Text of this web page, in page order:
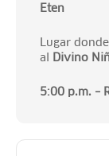
Eten
Lugar
al
Divino
5:00 p.m. –